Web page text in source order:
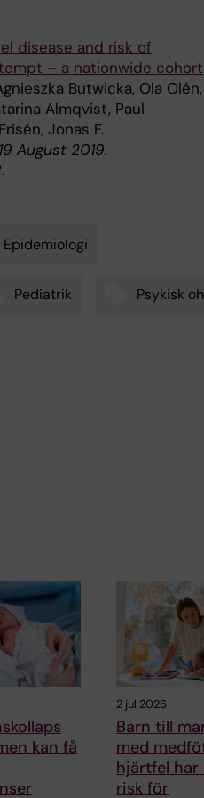
disease and risk of
– a nationwide cohort
Butwicka, Ola Olén,
Almqvist, Paul
Jonas F.
August 2019.
Epidemiologi
Pediatrik Psykisk
kan få
2 jul 2026
Barn till
med
hjärtfel har
risk för